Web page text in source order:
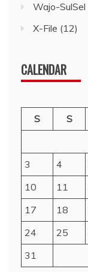
Wajo-SulSel
X-File (12)
CALENDAR
S
S
3
4
10
11
17
18
24
25
31